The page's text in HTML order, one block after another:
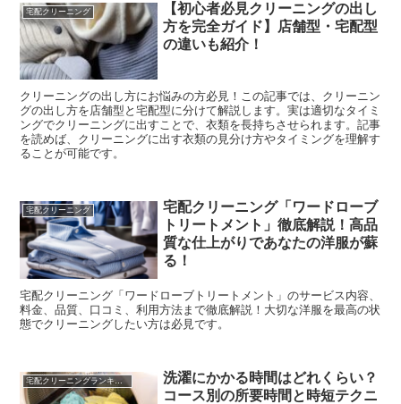
宅配クリーニング
【初心者必見クリーニングの出し
方を完全ガイド】店舗型・宅配型
の違いも紹介！
クリーニングの出し方にお悩みの方必見！この記事では、クリーニン
グの出し方を店舗型と宅配型に分けて解説します。実は適切なタイミ
ングでクリーニングに出すことで、衣類を長持ちさせられます。記事
を読めば、クリーニングに出す衣類の見分け方やタイミングを理解す
ることが可能です。
宅配クリーニング
宅配クリーニング「ワードローブ
トリートメント」徹底解説！高品
質な仕上がりであなたの洋服が蘇
る！
宅配クリーニング「ワードローブトリートメント」のサービス内容、
料金、品質、口コミ、利用方法まで徹底解説！大切な洋服を最高の状
態でクリーニングしたい方は必見です。
洗濯にかかる時間はどれくらい？
コース別の所要時間と時短テクニ